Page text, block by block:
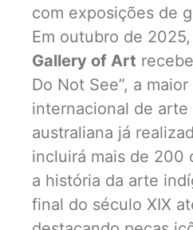
com exposições de
Em outubro de
Gallery of Art
Do Not See”, a
internacional de arte
australiana já
incluirá mais de 200
a história da arte
final do século XIX